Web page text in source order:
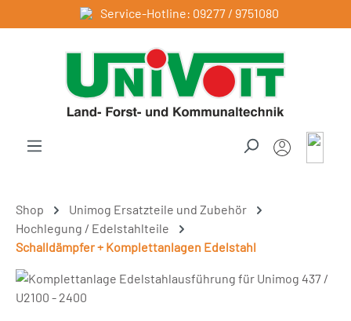
Zum Hauptinhalt springenService-Hotline: 09277 / 9751080
Shop
Unimog Ersatzteile und Zubehör
Hochlegung / Edelstahlteile
Schalldämpfer + Komplettanlagen Edelstahl
Bildergalerie überspringen